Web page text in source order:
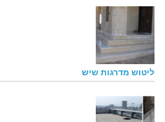
ליטוש מדרגות שיש